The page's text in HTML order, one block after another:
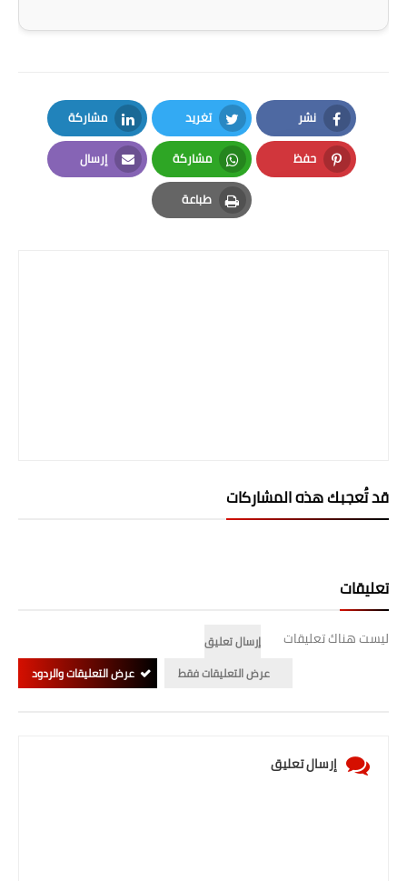
المرحلة الابتدائية
المرحلة المتوسطة
المرحلة الاعدادية
دروس
استمارة القبول المركزي
نشر
Facebook
تغريد
Twitter
مشاركة
LinkedIn
حفظ
Pinterest
مشاركة
Whatsapp
إرسال
Email
طباعة
Print
قد تُعجبك هذه المشاركات
تعليقات
ليست هناك تعليقات
إرسال تعليق
عرض التعليقات فقط
عرض التعليقات والردود
إرسال تعليق